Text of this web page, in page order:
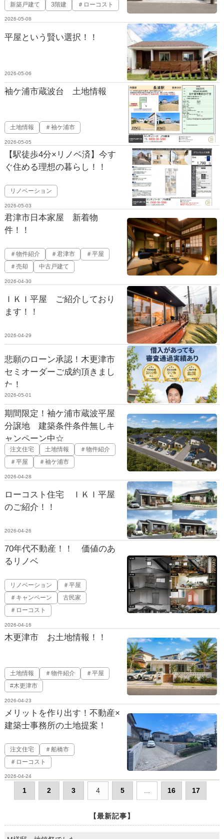
新築戸建て
3階建 ＃ローコスト
2026-05-08
平屋という賢い選択！！
2026-05-06
袖ケ浦市蔵波台 土地情報
土地情報 ＃袖ケ浦市
2026-05-05
【駅徒歩4分×リノベ済】今す
ぐ住める理想の暮らし！！
リノベーション
2026-05-03
君津市日本家屋 新着物
件！！
＃物件紹介 ＃君津市
＃平屋
＃売却
中古戸建て
2026-04-30
ＩＫＩ平屋 ご紹介しており
ます！！
2026-04-29
悲願のローン承認！木更津市
セミオーダーご成約頂きまし
た！
2026-05-01
期間限定！袖ケ浦市蔵波平屋
分譲地 建築条件条件無しキ
ャンペーン中☆
注文住宅 土地情報
＃物件紹介
＃平屋
＃袖ケ浦市
2026-04-28
ローコスト住宅 ＩＫＩ平屋
のご紹介！！
2026-04-26
70年代不動産！！ 価値のあ
るリノベ
リノベーション
＃平屋
＃キャンペーン
古民家
＃ローコスト
2026-04-16
木更津市 お土地情報！！
土地情報 ＃物件紹介
＃平屋
#木更津市
2026-04-23
メリットを作り出す！不動産×
建築士事務所の土地提案！
注文住宅
＃船橋市
＃ローコスト
2026-04-24
1 2 3 4 5 ... 16 17
【最新記事】